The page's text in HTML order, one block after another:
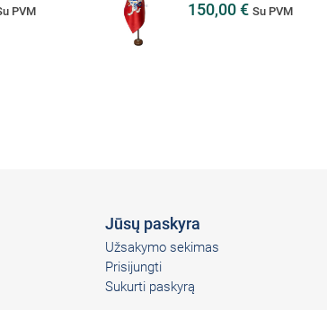
PVM 150,00 €Su PVM
Jūsų paskyra
Užsakymo sekimas
Prisijungti
Sukurti paskyrą